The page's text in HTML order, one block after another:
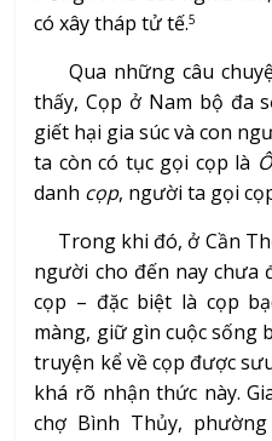
có xây tháp tử tế.5
Qua những câu
thấy, Cọp ở Nam bộ đa
giết hại gia súc và con
ta còn có tục gọi cọp là
danh cọp, người ta gọi
Trong khi đó, ở Cần
người cho đến nay chưa
cọp – đặc biệt là cọp
màng, giữ gìn cuộc sống
truyện kể về cọp được
khá rõ nhận thức này.
chợ Bình Thủy,